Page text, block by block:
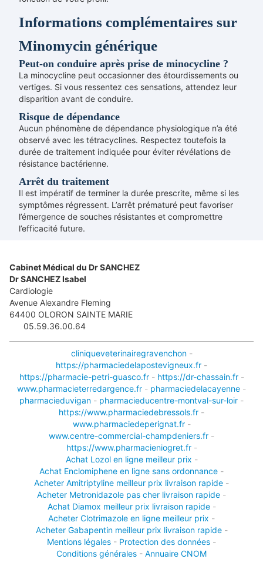
Informations complémentaires sur
Minomycin générique
Peut-on conduire après prise de minocycline ?
La minocycline peut occasionner des étourdissements ou
vertiges. Si vous ressentez ces sensations, attendez leur
disparition avant de conduire.
Risque de dépendance
Aucun phénomène de dépendance physiologique n’a été
observé avec les tétracyclines. Respectez toutefois la
durée de traitement indiquée pour éviter révélations de
résistance bactérienne.
Arrêt du traitement
Il est impératif de terminer la durée prescrite, même si les
symptômes régressent. L’arrêt prématuré peut favoriser
l’émergence de souches résistantes et compromettre
l’efficacité future.
Cabinet Médical du Dr SANCHEZ
Dr SANCHEZ Isabel
Cardiologie
Avenue Alexandre Fleming
64400 OLORON SAINTE MARIE
05.59.36.00.64
cliniqueveterinairegravenchon-
https://pharmaciedelapostevigneux.fr -
https://pharmacie-petri-guasco.fr- https://dr-chassain.fr-
www.pharmacieterredargence.fr - pharmaciedelacayenne -
pharmacieduvigan - pharmacieducentre-montval-sur-loir -
https://www.pharmaciedebressols.fr -
www.pharmaciedeperignat.fr-
www.centre-commercial-champdeniers.fr -
https://www.pharmacieniogret.fr-
Achat Lozol en ligne meilleur prix -
Achat Enclomiphene en ligne sans ordonnance -
Acheter Amitriptyline meilleur prix livraison rapide -
Acheter Metronidazole pas cher livraison rapide -
Achat Diamox meilleur prix livraison rapide-
Acheter Clotrimazole en ligne meilleur prix -
Acheter Gabapentin meilleur prix livraison rapide-
Mentions légales - Protection des données -
Conditions générales - Annuaire CNOM